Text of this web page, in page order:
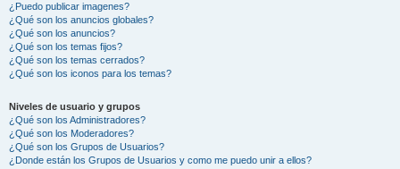
¿Puedo publicar imagenes?
¿Qué son los anuncios globales?
¿Qué son los anuncios?
¿Qué son los temas fijos?
¿Qué son los temas cerrados?
¿Qué son los iconos para los temas?
Niveles de usuario y grupos
¿Qué son los Administradores?
¿Qué son los Moderadores?
¿Qué son los Grupos de Usuarios?
¿Donde están los Grupos de Usuarios y como me puedo unir a ellos?